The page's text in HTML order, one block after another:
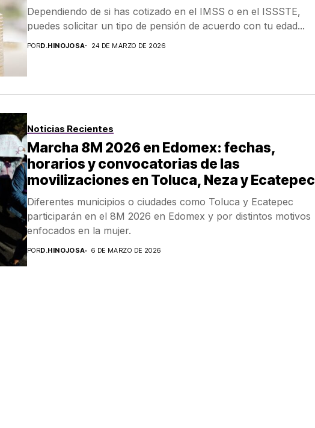
Dependiendo de si has cotizado en el IMSS o en el ISSSTE,
puedes solicitar un tipo de pensión de acuerdo con tu edad...
PORD.HINOJOSA 24 DE MARZO DE 2026
Noticias Recientes
Marcha 8M 2026 en Edomex: fechas,
horarios y convocatorias de las
movilizaciones en Toluca, Neza y Ecatepec
Diferentes municipios o ciudades como Toluca y Ecatepec
participarán en el 8M 2026 en Edomex y por distintos motivos
enfocados en la mujer.
PORD.HINOJOSA 6 DE MARZO DE 2026